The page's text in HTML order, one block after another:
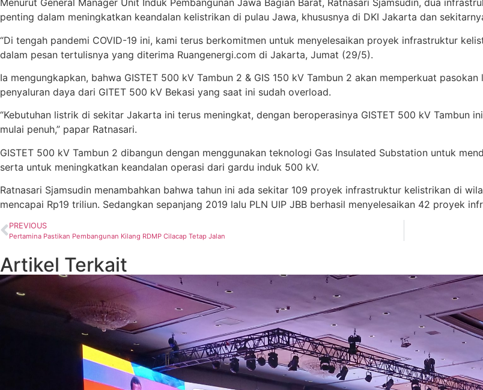
Menurut General Manager Unit Induk Pembangunan Jawa Bagian Barat, Ratnasari Sjamsudin, dua
penting dalam meningkatkan keandalan kelistrikan di pulau Jawa, khususnya di DKI Jakarta dan
“Di tengah pandemi COVID-19 ini, kami terus berkomitmen untuk menyelesaikan proyek infrastruktur
dalam pesan tertulisnya yang diterima Ruangenergi.com di Jakarta, Jumat (29/5).
Ia mengungkapkan, bahwa GISTET 500 kV Tambun 2 & GIS 150 kV Tambun 2 akan memperkuat
penyaluran daya dari GITET 500 kV Bekasi yang saat ini sudah overload.
“Kebutuhan listrik di sekitar Jakarta ini terus meningkat, dengan beroperasinya GISTET 500 kV Tambun
mulai penuh,” papar Ratnasari.
GISTET 500 kV Tambun 2 dibangun dengan menggunakan teknologi Gas Insulated Substation untuk
serta untuk meningkatkan keandalan operasi dari gardu induk 500 kV.
Ratnasari Sjamsudin menambahkan bahwa tahun ini ada sekitar 109 proyek infrastruktur kelistrikan di
mencapai Rp19 triliun. Sedangkan sepanjang 2019 lalu PLN UIP JBB berhasil menyelesaikan 42 proyek
PREVIOUS
Pertamina Pastikan Pembangunan Kilang RDMP Cilacap Tetap Jalan
Artikel Terkait